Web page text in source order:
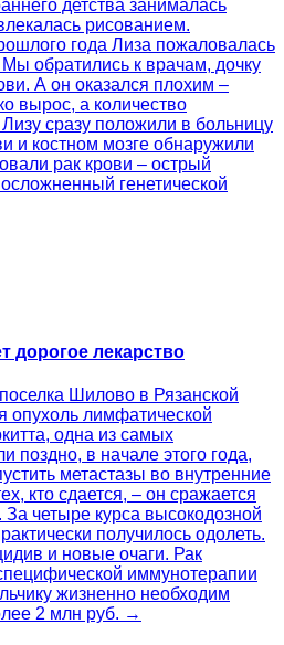
детства занималась
рисованием.
года Лиза пожаловалась
обратились к врачам, дочку
А он оказался плохим –
вырос, а количество
сразу положили в больницу
и костном мозге обнаружили
рак крови – острый
генетической
дорогое лекарство
Шилово в Рязанской
опухоль лимфатической
одна из самых
поздно, в начале этого года,
метастазы во внутренние
кто сдается, – он сражается
четыре курса высокодозной
получилось одолеть.
и новые очаги. Рак
иммунотерапии
жизненно необходим
2 млн руб. →